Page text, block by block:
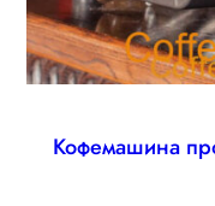
Кофемашина